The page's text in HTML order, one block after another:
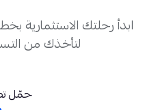
ابدأ رحلتك
لتأخذك من
حمّل